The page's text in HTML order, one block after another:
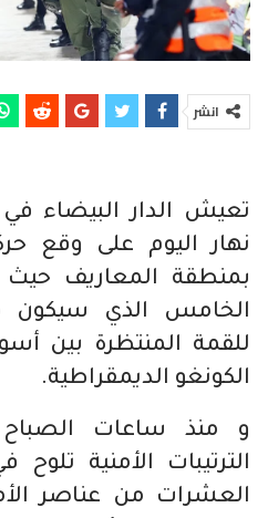
انشر
تعيش الدار البيضاء
نهار اليوم على وقع
بمنطقة المعاريف
الخامس الذي سيكون
للقمة المنتظرة بين
الكونغو الديمقراطية.
و منذ ساعات الصباح
الترتيبات الأمنية
العشرات من عناصر